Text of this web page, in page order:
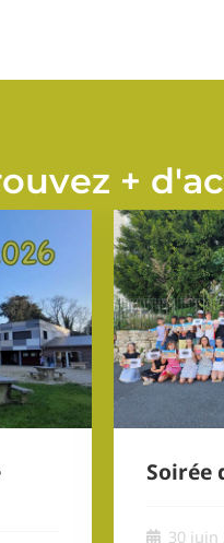
+
Soirée
30 juin